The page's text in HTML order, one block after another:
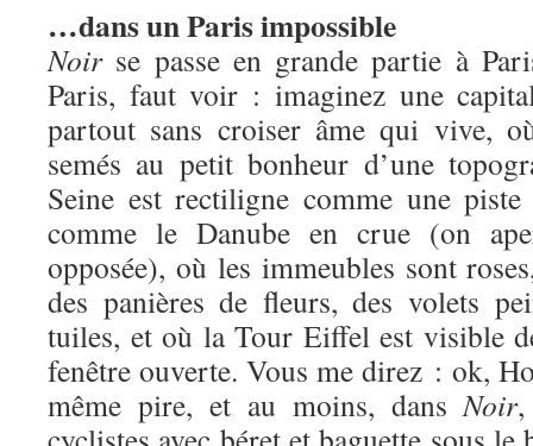
…dans un Paris impossible
Noirse passe en grande partie à
Paris, faut voir : imaginez une
partout sans croiser âme qui vive,
semés au petit bonheur d’une
Seine est rectiligne comme une piste
comme le Danube en crue (on
opposée), où les immeubles sont
des panières de fleurs, des volets
tuiles, et où la Tour Eiffel est visible
fenêtre ouverte. Vous me direz : ok,
même pire, et au moins, dansNoir